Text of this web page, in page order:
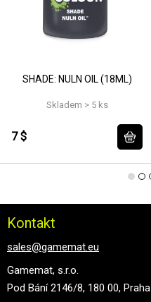
SHADE: NULN OIL (18ML)
Skladem > 5 ks
7 $
Kontakt
sales@gamemat.eu
Gamemat, s.r.o.
Pod Bání 2146/8, 180 00, Praha